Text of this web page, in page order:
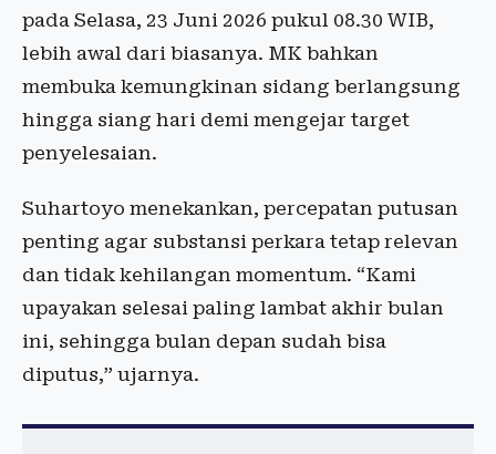
pada Selasa, 23 Juni 2026 pukul 08.30 WIB,
lebih awal dari biasanya. MK bahkan
membuka kemungkinan sidang berlangsung
hingga siang hari demi mengejar target
penyelesaian.
Suhartoyo menekankan, percepatan putusan
penting agar substansi perkara tetap relevan
dan tidak kehilangan momentum. “Kami
upayakan selesai paling lambat akhir bulan
ini, sehingga bulan depan sudah bisa
diputus,” ujarnya.